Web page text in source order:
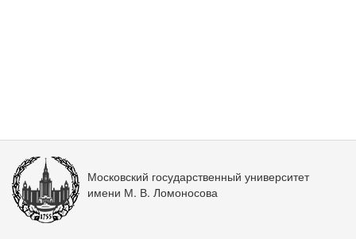
Московский государственный университет
имени М. В. Ломоносова